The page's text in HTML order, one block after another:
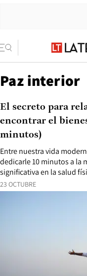
Paz interior
23 OCTUBRE
Entre nuestra vida
dedicarle 10 minutos a la
significativa en la salud
El secreto para
encontrar el
minutos)